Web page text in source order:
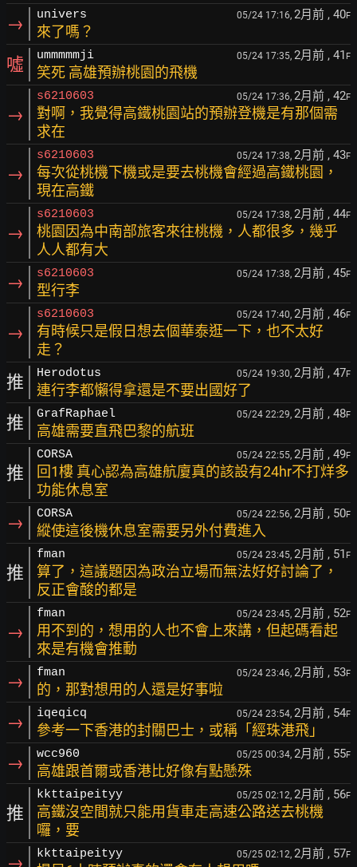
→ univers 05/24 17:16, 2月前 , 40F
來了嗎？
噓 ummmmmji 05/24 17:35, 2月前 , 41 F
笑死 高雄預辦桃園的飛機
→
s6210603 05/24 17:36, 2月前 , 42F
對啊，我覺得高鐵桃園站的預辦登機是有那個需
求在
→
s6210603 05/24 17:38, 2月前 , 43F
每次從桃機下機或是要去桃機會經過高鐵桃園，
現在高鐵
→
s6210603 05/24 17:38, 2月前 , 44F
桃園因為中南部旅客來往桃機，人都很多，幾乎
人人都有大
→ s6210603 05/24 17:38, 2月前 , 45F
型行李
→
s6210603 05/24 17:40, 2月前 , 46F
有時候只是假日想去個華泰逛一下，也不太好
走？
推 Herodotus 05/24 19:30, 2月前 , 47F
連行李都懶得拿還是不要出國好了
推 GrafRaphael 05/24 22:29, 2月前 , 48F
高雄需要直飛巴黎的航班
推
CORSA 05/24 22:55, 2月前 , 49F
回1樓 真心認為高雄航廈真的該設有24hr不打烊多
功能休息室
→ CORSA 05/24 22:56, 2月前 , 50F
縱使這後機休息室需要另外付費進入
推
fman 05/24 23:45, 2月前 , 51 F
算了，這議題因為政治立場而無法好好討論了，
反正會酸的都是
→
fman 05/24 23:45, 2月前 , 52F
用不到的，想用的人也不會上來講，但起碼看起
來是有機會推動
→ fman 05/24 23:46, 2月前 , 53F
的，那對想用的人還是好事啦
→ iqeqicq 05/24 23:54, 2月前 , 54F
參考一下香港的封關巴士，或稱「經珠港飛」
→ wcc960 05/25 00:34, 2月前 , 55F
高雄跟首爾或香港比好像有點懸殊
推
kkttaipeityy 05/25 02:12, 2月前 , 56F
高鐵沒空間就只能用貨車走高速公路送去桃機
囉，要
→ kkttaipeityy 05/25 02:12, 2月前 , 57F